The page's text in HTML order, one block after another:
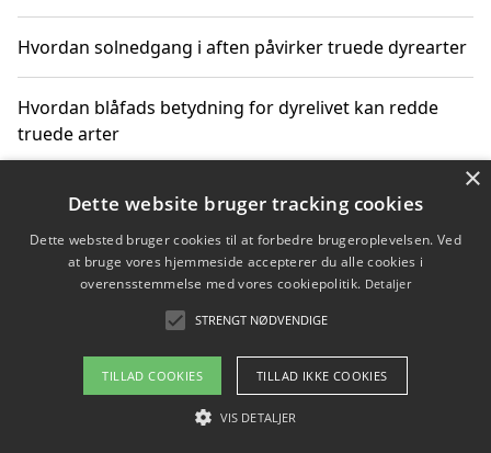
Hvordan solnedgang i aften påvirker truede dyrearter
Hvordan blåfads betydning for dyrelivet kan redde
truede arter
Hvordan kan gaver til unge voksne støtte bevarelsen
Copyright 2026 - Pilanto Aps
Om / kontakt
Blog Betingelser
×
Dette website bruger tracking cookies
Dette websted bruger cookies til at forbedre brugeroplevelsen. Ved
at bruge vores hjemmeside accepterer du alle cookies i
overensstemmelse med vores cookiepolitik. Detaljer
STRENGT NØDVENDIGE
TILLAD COOKIES TILLAD IKKE COOKIES
VIS DETALJER